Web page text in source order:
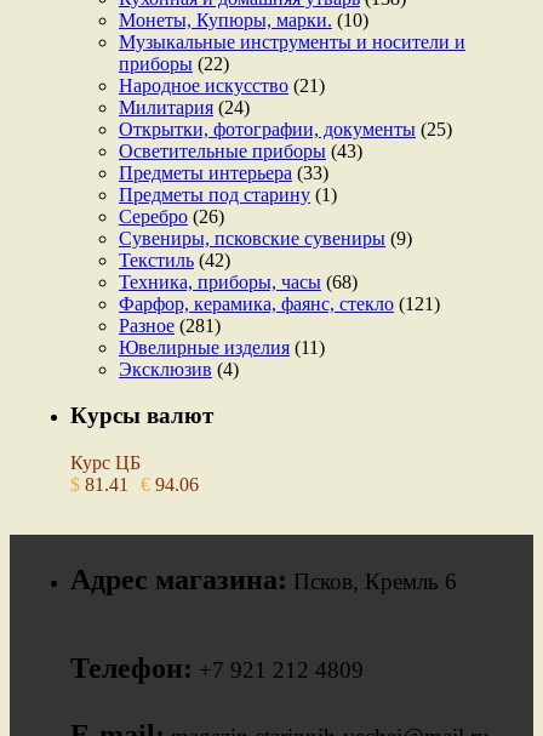
Монеты, Купюры, марки. (10)
Музыкальные инструменты и носители и
приборы (22)
Народное искусство (21)
Милитария (24)
Открытки, фотографии, документы (25)
Осветительные приборы (43)
Предметы интерьера (33)
Предметы под старину (1)
Серебро (26)
Сувениры, псковские сувениры (9)
Текстиль (42)
Техника, приборы, часы (68)
Фарфор, керамика, фаянс, стекло (121)
Разное (281)
Ювелирные изделия (11)
Эксклюзив (4)
Курсы валют
Курс ЦБ
$ 81.41 € 94.06
Адрес магазина: Псков, Кремль 6
Телефон: +7 921 212 4809